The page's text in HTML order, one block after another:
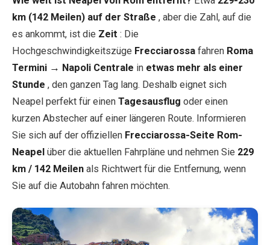
km (142 Meilen) auf der Straße , aber die Zahl, auf die
es ankommt, ist die Zeit : Die
Hochgeschwindigkeitszüge Frecciarossa fahren Roma
Termini → Napoli Centrale in etwas mehr als einer
Stunde , den ganzen Tag lang. Deshalb eignet sich
Neapel perfekt für einen Tagesausflug oder einen
kurzen Abstecher auf einer längeren Route. Informieren
Sie sich auf der offiziellen Frecciarossa-Seite Rom-
Neapel über die aktuellen Fahrpläne und nehmen Sie 229
km / 142 Meilen als Richtwert für die Entfernung, wenn
Sie auf die Autobahn fahren möchten.